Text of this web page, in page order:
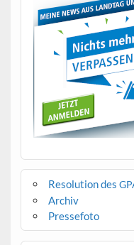
Resolution des
Archiv
Pressefoto